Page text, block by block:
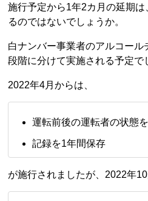
施行予定から1年2カ月の延期は
るのではないでしょうか。
白ナンバー事業者のアルコー
段階に分けて実施される予定で
2022年4月からは、
運転前後の運転者の状態
記録を1年間保存
が施行されましたが、2022年